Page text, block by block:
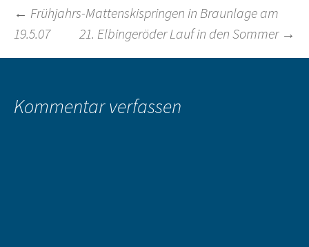
Beitragsnavigation
← Frühjahrs-Mattenskispringen in Braunlage am
19.5.07
21. Elbingeröder Lauf in den Sommer →
Kommentar verfassen